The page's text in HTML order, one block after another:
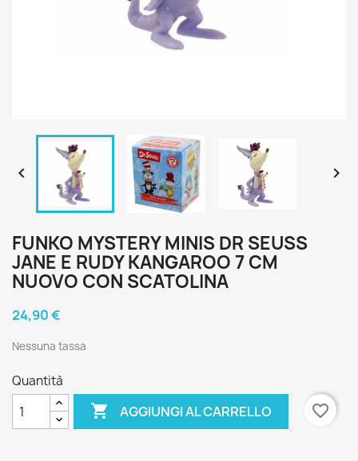
 
FUNKO MYSTERY MINIS DR SEUSS
JANE E RUDY KANGAROO 7 CM
NUOVO CON SCATOLINA
24,90 €
Nessuna tassa
Quantità
 AGGIUNGI AL CARRELLO favorite_border